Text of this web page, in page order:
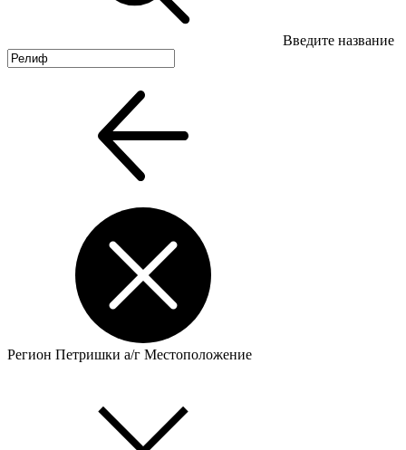
Введите название
Регион Петришки а/г Местоположение